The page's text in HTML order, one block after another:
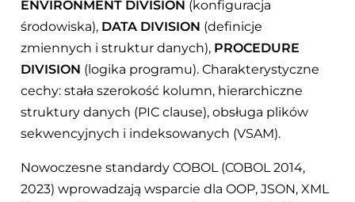
ENVIRONMENT DIVISION (konfiguracja
środowiska), DATA DIVISION (definicje
zmiennych i struktur danych), PROCEDURE
DIVISION (logika programu). Charakterystyczne
cechy: stała szerokość kolumn, hierarchiczne
struktury danych (PIC clause), obsługa plików
sekwencyjnych i indeksowanych (VSAM).
Nowoczesne standardy COBOL (COBOL 2014,
2023) wprowadzają wsparcie dla OOP, JSON, XML